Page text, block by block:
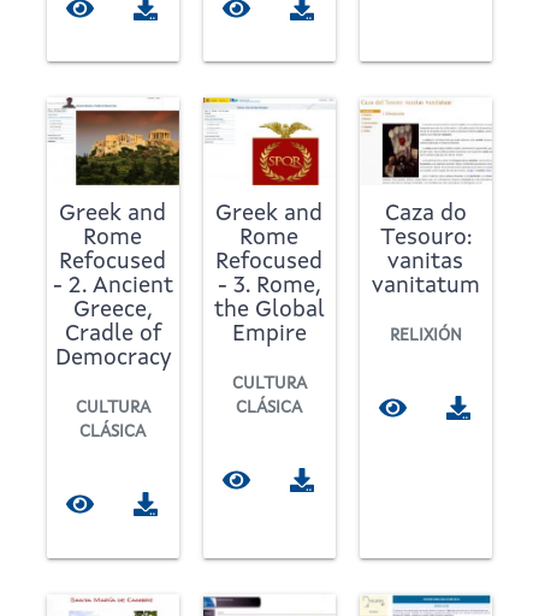
Greek and
Rome
Refocused
- 2. Ancient
Greece,
Cradle of
Democracy
CULTURA
CLÁSICA
Greek and
Rome
Refocused
- 3. Rome,
the Global
Empire
CULTURA
CLÁSICA
Caza do
Tesouro:
vanitas
vanitatum
RELIXIÓN